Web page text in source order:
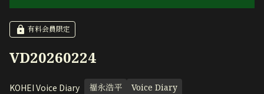
有料会員限定
VD20260224
KOHEI Voice Diary 福永浩平
Voice Diary